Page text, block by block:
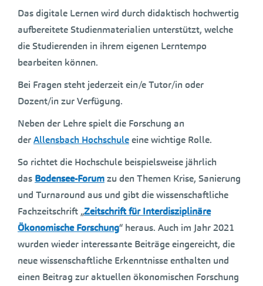
Das digitale Lernen wird durch didaktisch hochwertig
aufbereitete Studienmaterialien unterstützt, welche
die Studierenden in ihrem eigenen Lerntempo
bearbeiten können.
Bei Fragen steht jederzeit ein/e Tutor/in oder
Dozent/in zur Verfügung.
Neben der Lehre spielt die Forschung an
derAllensbach Hochschuleeine wichtige Rolle.
So richtet die Hochschule beispielsweise jährlich
das Bodensee-Forumzu den Themen Krise, Sanierung
und Turnaround aus und gibt die wissenschaftliche
Fachzeitschrift „Zeitschrift für Interdisziplinäre
Ökonomische Forschung“ heraus. Auch im Jahr 2021
wurden wieder interessante Beiträge eingereicht, die
neue wissenschaftliche Erkenntnisse enthalten und
einen Beitrag zur aktuellen ökonomischen Forschung